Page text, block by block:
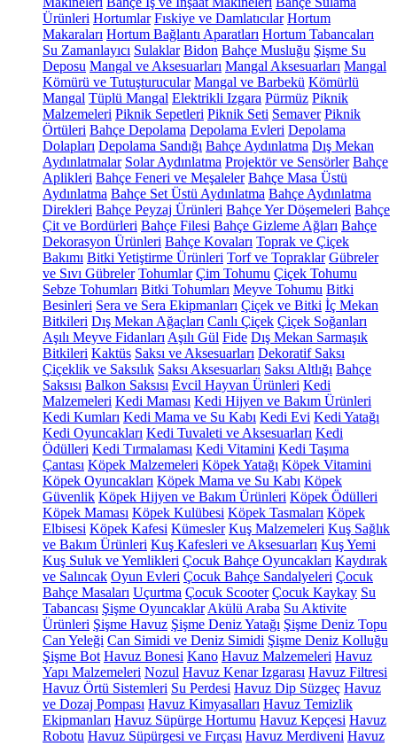
Ürünleri Hortumlar Fıskiye ve Damlatıcılar Hortum
Makaraları Hortum Bağlantı Aparatları Hortum Tabancaları
Su Zamanlayıcı Sulaklar Bidon Bahçe Musluğu Şişme Su
Deposu Mangal ve Aksesuarları Mangal Aksesuarları Mangal
Kömürü ve Tutuşturucular Mangal ve Barbekü Kömürlü
Mangal Tüplü Mangal Elektrikli Izgara Pürmüz Piknik
Malzemeleri Piknik Sepetleri Piknik Seti Semaver Piknik
Örtüleri Bahçe Depolama Depolama Evleri Depolama
Dolapları Depolama Sandığı Bahçe Aydınlatma Dış Mekan
Aydınlatmalar Solar Aydınlatma Projektör ve Sensörler Bahçe
Aplikleri Bahçe Feneri ve Meşaleler Bahçe Masa Üstü
Aydınlatma Bahçe Set Üstü Aydınlatma Bahçe Aydınlatma
Direkleri Bahçe Peyzaj Ürünleri Bahçe Yer Döşemeleri Bahçe
Çit ve Bordürleri Bahçe Filesi Bahçe Gizleme Ağları Bahçe
Dekorasyon Ürünleri Bahçe Kovaları Toprak ve Çiçek
Bakımı Bitki Yetiştirme Ürünleri Torf ve Topraklar Gübreler
ve Sıvı Gübreler Tohumlar Çim Tohumu Çiçek Tohumu
Sebze Tohumları Bitki Tohumları Meyve Tohumu Bitki
Besinleri Sera ve Sera Ekipmanları Çiçek ve Bitki İç Mekan
Bitkileri Dış Mekan Ağaçları Canlı Çiçek Çiçek Soğanları
Aşılı Meyve Fidanları Aşılı Gül Fide Dış Mekan Sarmaşık
Bitkileri Kaktüs Saksı ve Aksesuarları Dekoratif Saksı
Çiçeklik ve Saksılık Saksı Aksesuarları Saksı Altlığı Bahçe
Saksısı Balkon Saksısı Evcil Hayvan Ürünleri Kedi
Malzemeleri Kedi Maması Kedi Hijyen ve Bakım Ürünleri
Kedi Kumları Kedi Mama ve Su Kabı Kedi Evi Kedi Yatağı
Kedi Oyuncakları Kedi Tuvaleti ve Aksesuarları Kedi
Ödülleri Kedi Tırmalaması Kedi Vitamini Kedi Taşıma
Çantası Köpek Malzemeleri Köpek Yatağı Köpek Vitamini
Köpek Oyuncakları Köpek Mama ve Su Kabı Köpek
Güvenlik Köpek Hijyen ve Bakım Ürünleri Köpek Ödülleri
Köpek Maması Köpek Kulübesi Köpek Tasmaları Köpek
Elbisesi Köpek Kafesi Kümesler Kuş Malzemeleri Kuş Sağlık
ve Bakım Ürünleri Kuş Kafesleri ve Aksesuarları Kuş Yemi
Kuş Suluk ve Yemlikleri Çocuk Bahçe Oyuncakları Kaydırak
ve Salıncak Oyun Evleri Çocuk Bahçe Sandalyeleri Çocuk
Bahçe Masaları Uçurtma Çocuk Scooter Çocuk Kaykay Su
Tabancası Şişme Oyuncaklar Akülü Araba Su Aktivite
Ürünleri Şişme Havuz Şişme Deniz Yatağı Şişme Deniz Topu
Can Yeleği Can Simidi ve Deniz Simidi Şişme Deniz Kolluğu
Şişme Bot Havuz Bonesi Kano Havuz Malzemeleri Havuz
Yapı Malzemeleri Nozul Havuz Kenar Izgarası Havuz Filtresi
Havuz Örtü Sistemleri Su Perdesi Havuz Dip Süzgeç Havuz
ve Dozaj Pompası Havuz Kimyasalları Havuz Temizlik
Ekipmanları Havuz Süpürge Hortumu Havuz Kepçesi Havuz
Robotu Havuz Süpürgesi ve Fırçası Havuz Merdiveni Havuz